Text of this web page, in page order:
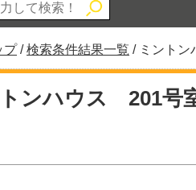
プ/検索条件結果一覧 / ミント
トンハウス 201号